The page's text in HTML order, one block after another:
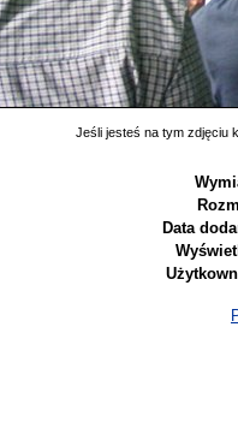
Jeśli jesteś na tym zdjęciu
Data